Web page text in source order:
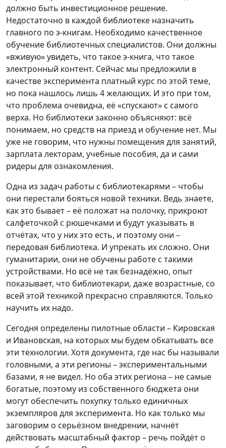
должно быть инвестиционное решение.
Недостаточно в каждой библиотеке назначить
главного по э-книгам. Необходимо качественное
обучение библиотечных специалистов. Они должны
«вживую» увидеть, что такое э-книга, что такое
электронный контент. Сейчас мы предложили в
качестве эксперимента платный курс по этой теме,
но пока нашлось лишь 4 желающих. И это при том,
что проблема очевидна, её «спускают» с самого
верха. Но библиотеки законно объясняют: всё
понимаем, но средств на приезд и обучение нет. Мы
уже не говорим, что нужны помещения для занятий,
зарплата лекторам, учебные пособия, да и сами
ридеры для ознакомления.
Одна из задач работы с библиотекарями – чтобы
они перестали бояться новой техники. Ведь знаете,
как это бывает – её положат на полочку, прикроют
салфеточкой с рюшечками и будут указывать в
отчётах, что у них это есть, и поэтому они –
передовая библиотека. И упрекать их сложно. Они
гуманитарии, они не обучены работе с такими
устройствами. Но всё не так безнадёжно, опыт
показывает, что библиотекари, даже возрастные, со
всей этой техникой прекрасно справляются. Только
научить их надо.
Сегодня определены пилотные области – Кировская
и Ивановская, на которых мы будем обкатывать все
эти технологии. Хотя документа, где нас бы называли
головными, а эти регионы – экспериментальными
базами, я не видел. Но оба этих региона – не самые
богатые, поэтому из собственного бюджета они
могут обеспечить покупку только единичных
экземпляров для эксперимента. Но как только мы
заговорим о серьёзном внедрении, начнёт
действовать масштабный фактор – речь пойдёт о